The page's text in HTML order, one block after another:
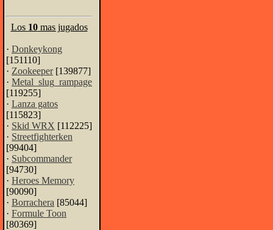
Los 10mas jugados
· Donkeykong
[151110]
· Zookeeper[139877]
· Metal_slug_rampage
[119255]
· Lanza gatos
[115823]
· Skid WRX [112225]
· Streetfighterken
[99404]
· Subcommander
[94730]
· Heroes Memory
[90090]
· Borrachera [85044]
· Formule Toon
[80369]